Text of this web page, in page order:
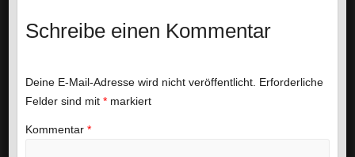
Schreibe einen Kommentar
Deine E-Mail-Adresse wird nicht veröffentlicht. Erforderliche
Felder sind mit *markiert
Kommentar *